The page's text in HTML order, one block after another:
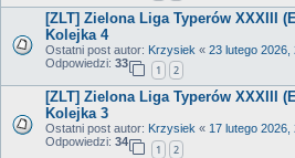
[ZLT] Zielona Liga Typerów XXXIII
Kolejka 4
Ostatni post autor: Krzysiek « 23 lutego 2026,
Odpowiedzi: 33
1 2
[ZLT] Zielona Liga Typerów XXXIII
Kolejka 3
Ostatni post autor: Krzysiek « 17 lutego 2026,
Odpowiedzi: 34
1 2